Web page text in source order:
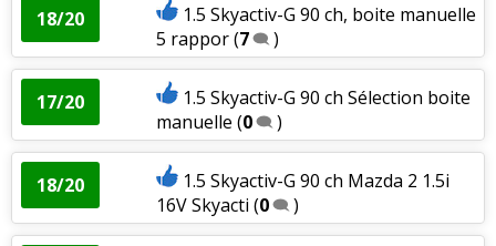
18/20
1.5 Skyactiv-G 90 ch, boite manuelle
5 rappor(7 )
17/20
1.5 Skyactiv-G 90 ch Sélection boite
manuelle (0 )
18/20
1.5 Skyactiv-G 90 ch Mazda 2 1.5i
16V Skyacti (0 )